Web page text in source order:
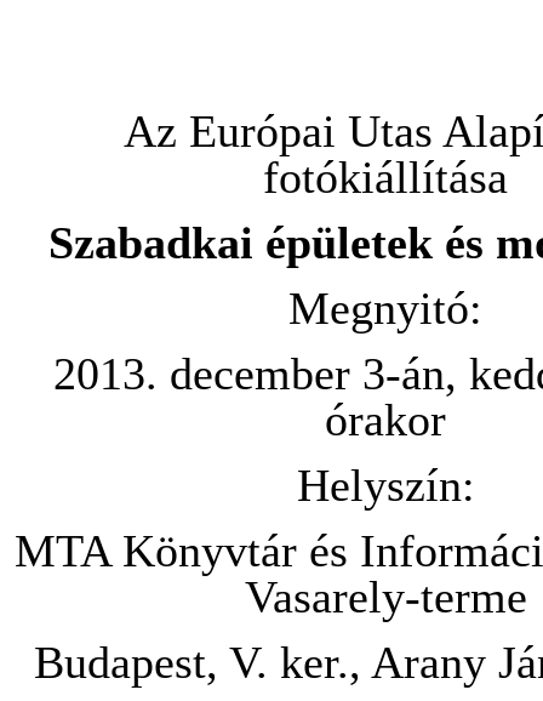
Az Európai Utas
fotókiállítása
Szabadkai épületek és
Megnyitó:
2013. december 3-án,
órakor
Helyszín:
MTA Könyvtár és
Vasarely-terme
Budapest, V. ker., Arany